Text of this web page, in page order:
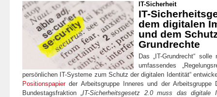
IT-Sicherheit
IT-
dem digitalen
und dem
Grundrechte
Das „IT-Grundrecht“
umfassendes
persönlichen IT-Systeme zum Schutz der digitalen Identität“
Positionspapierder Arbeitsgruppe Inneres und der Arbeitsgruppe
Bundestagsfraktion „IT-Sicherheitsgesetz 2.0 muss das digitale